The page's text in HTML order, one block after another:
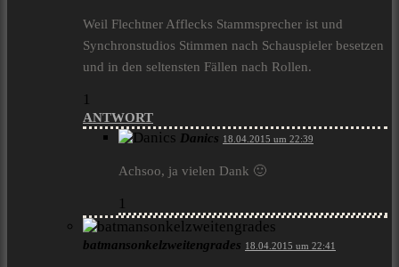
Weil Flechtner Afflecks Stammsprecher ist und
Synchronstudios Stimmen nach Schauspieler besetzen
und in den seltensten Fällen nach Rollen.
1
ANTWORT
Danics 18.04.2015 um 22:39
Achsoo, ja vielen Dank 🙂
1
batmansonkelzweitengrades 18.04.2015 um 22:41